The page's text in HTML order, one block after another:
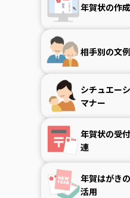
年賀状の作
相手別の文
シチュエー
マナー
年賀状の受
連
年賀はがき
活用